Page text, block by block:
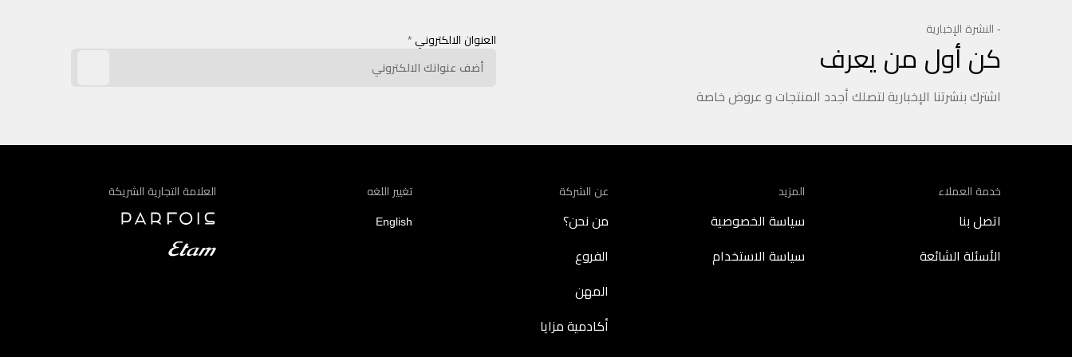
- النشرة الإخبارية
كن أول من يعرف
اشترك بنشرتنا الإخبارية لتصلك أجدد المنتجات و عروض خاصة
العنوان الالكتروني *
خدمة العملاء
اتصل بنا
الأسئلة الشائعة
المزيد
سياسة الخصوصية
سياسة الاستخدام
عن الشركة
من نحن؟
الفروع
المهن
أكادمية مزايا
تغيير اللغه
English
العلامة التجارية الشريكة